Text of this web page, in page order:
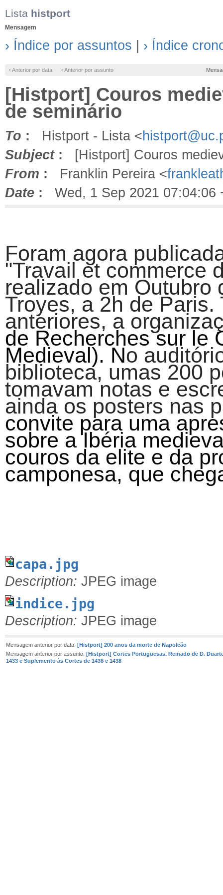
Lista histport
Mensagem
› Índice por assuntos › Índice
‹ Anterior por data ‹ Anterior por assunto
[Histport] Couros
de seminário
To : Histport - Lista <
Subject: [Histport] Couros
From : Franklin Pereira <
Date : Wed, 1 Sep 2021 07:04:06
Foram agora
"Travail et commerce
realizado em
Troyes, a 2h de
anteriores, a
de Recherches sur le
Medieval). No
biblioteca, umas 200
tomavam notas e
ainda os posters nas
convite para uma
sobre a Ibéria
couros da elite e da
camponesa, que
capa.jpg
Description: JPEG image
indice.jpg
Description: JPEG image
Mensagem anterior por data: [Histport] 200 anos da morte de Napoleão
Mensagem anterior por assunto: [Histport] Cortes Portuguesas. Reinado de D.
1433 e Suplemento às Cortes de 1436 e 1438